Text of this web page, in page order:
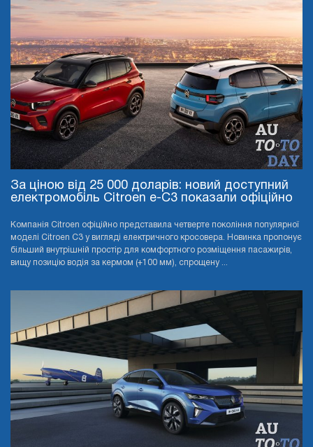
За ціною від 25 000 доларів: новий доступний
електромобіль Citroen e-C3 показали офіційно
Компанія Citroen офіційно представила четверте покоління популярної
моделі Citroen C3 у вигляді електричного кросовера. Новинка пропонує
більший внутрішній простір для комфортного розміщення пасажирів,
вищу позицію водія за кермом (+100 мм), спрощену ...